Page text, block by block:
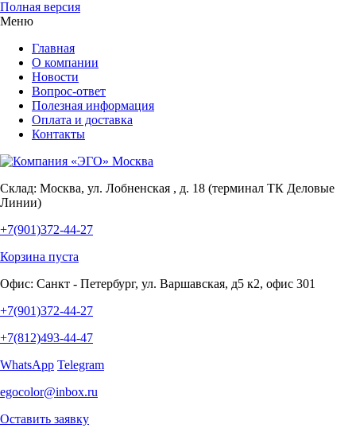
Полная версия
Меню
Главная
О компании
Новости
Вопрос-ответ
Полезная информация
Оплата и доставка
Контакты
Склад: Москва, ул. Лобненская , д. 18 (терминал ТК Деловые
Линии)
+7(901)372-44-27
Корзина пуста
Офис: Санкт - Петербург, ул. Варшавская, д5 к2, офис 301
+7(901)372-44-27
+7(812)493-44-47
WhatsApp Telegram
egocolor@inbox.ru
Оставить заявку